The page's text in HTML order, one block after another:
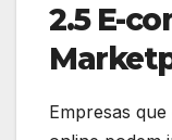
2.5 E-
Empresas